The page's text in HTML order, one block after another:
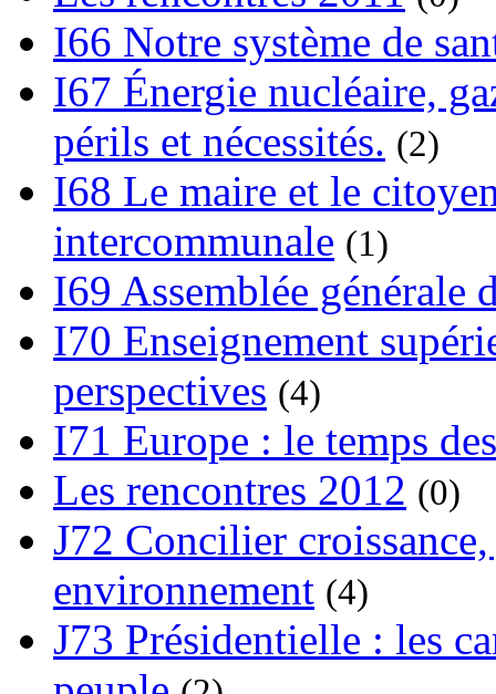
I66 Notre système de
I67 Énergie nucléaire,
périls et nécessités. (2)
I68 Le maire et le
intercommunale (1)
I69 Assemblée générale
I70 Enseignement
perspectives (4)
I71 Europe : le temps
Les rencontres 2012 (0)
J72 Concilier
environnement (4)
J73 Présidentielle : les